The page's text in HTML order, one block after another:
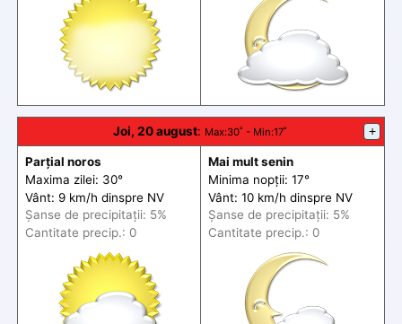
Joi, 20 august: Max:30˚ - Min:17˚ +
Parțial noros
Maxima zilei: 30°
Vânt: 9 km/h dinspre NV
Șanse de precipitații: 5%
Cantitate precip.: 0
Mai mult senin
Minima nopții: 17°
Vânt: 10 km/h dinspre NV
Șanse de precipitații: 5%
Cantitate precip.: 0